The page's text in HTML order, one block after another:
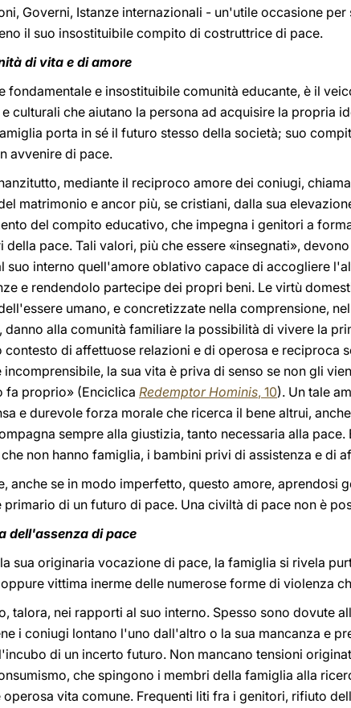
Governi, Istanze internazionali - un'utile occasione
il suo insostituibile compito di costruttrice di pace.
di vita e di amore
fondamentale e insostituibile comunità educante, è il
culturali che aiutano la persona ad acquisire la propria
porta in sé il futuro stesso della società; suo
avvenire di pace.
mediante il reciproco amore dei coniugi,
matrimonio e ancor più, se cristiani, dalla sua
del compito educativo, che impegna i genitori a
della pace. Tali valori, più che essere «insegnati»,
suo interno quell'amore oblativo capace di accogliere
e rendendolo partecipe dei propri beni. Le virtù
umano, e concretizzate nella comprensione,
alla comunità familiare la possibilità di vivere la
di affettuose relazioni e di operosa e reciproca
incomprensibile, la sua vita è priva di senso se non gli
fa proprio» (Enciclica Redemptor Hominis, 10). Un tale
e durevole forza morale che ricerca il bene altrui,
sempre alla giustizia, tanto necessaria alla
non hanno famiglia, i bambini privi di assistenza e di
anche se in modo imperfetto, questo amore, aprendosi
di un futuro di pace. Una civiltà di pace non è
dell'assenza di pace
sua originaria vocazione di pace, la famiglia si rivela
vittima inerme delle numerose forme di violenza
talora, nei rapporti al suo interno. Spesso sono dovute
i coniugi lontano l'uno dall'altro o la sua mancanza e
di un incerto futuro. Non mancano tensioni
che spingono i membri della famiglia alla
operosa vita comune. Frequenti liti fra i genitori, rifiuto